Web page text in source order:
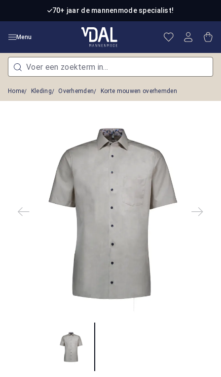
Ga naar de hoofdinhoud70+ jaar de mannenmode specialist!
Menu Je hebt 0
Home Kleding Overhemden Korte mouwen overhemden